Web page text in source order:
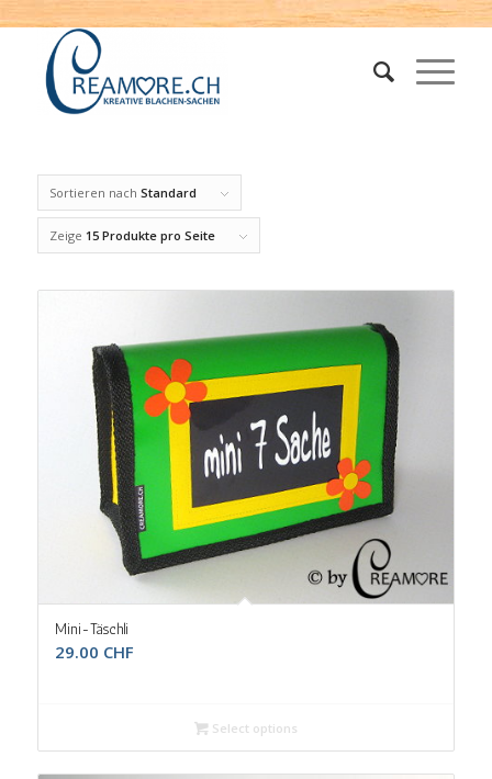
Sortieren nach Standard
Zeige 15 Produkte pro Seite
Mini-Täschli
29.00 CHF
Select options